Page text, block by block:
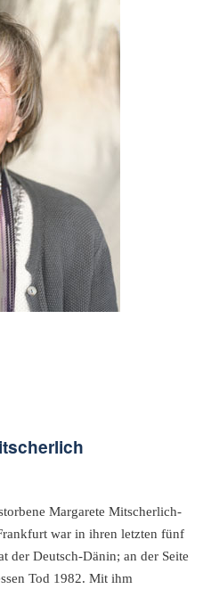
Margarete Mitscherlich-
war in ihren letzten fünf
der Deutsch-Dänin; an der Seite
Tod 1982. Mit ihm